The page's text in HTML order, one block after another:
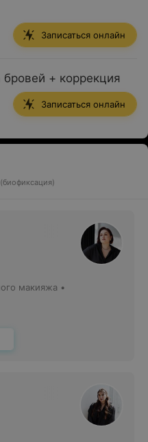
Записаться онлайн
+ коррекция
Записаться онлайн
макияжа •